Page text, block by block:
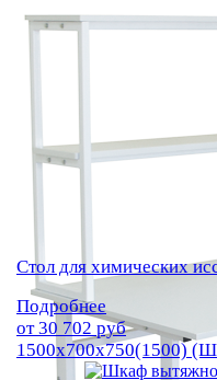
Стол для химических
Подробнее
от30 702 руб
1500х700х750(1500)